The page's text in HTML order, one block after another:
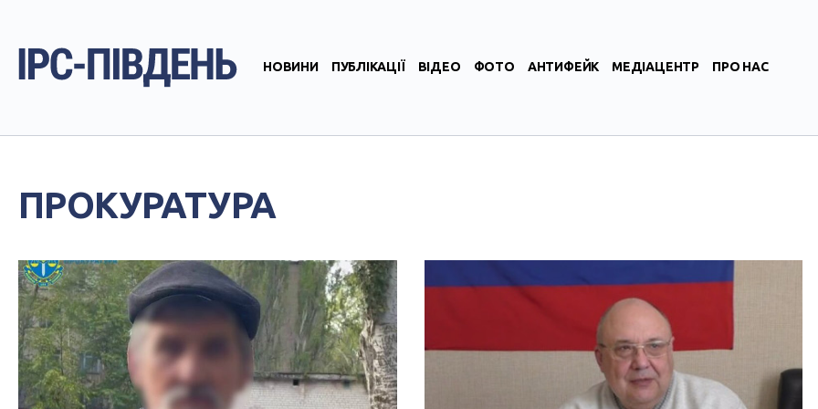
НОВИНИ ПУБЛІКАЦІЇ ВІДЕО ФОТО АНТИФЕЙК МЕДІАЦЕНТР ПРО НАС
ПРОКУРАТУРА